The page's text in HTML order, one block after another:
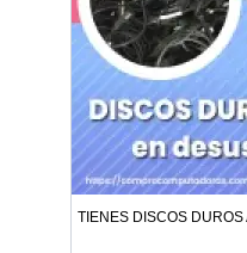
TIENES DISCOS